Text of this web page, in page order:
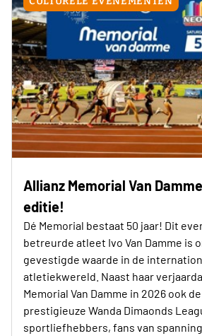
Allianz Memorial Van
editie!
Dé Memorial bestaat 50 jaar! Dit
betreurde atleet Ivo Van Damme is
gevestigde waarde in de
atletiekwereld. Naast haar
Memorial Van Damme in 2026 ook
prestigieuze Wanda Dimaonds
sportliefhebbers, fans van